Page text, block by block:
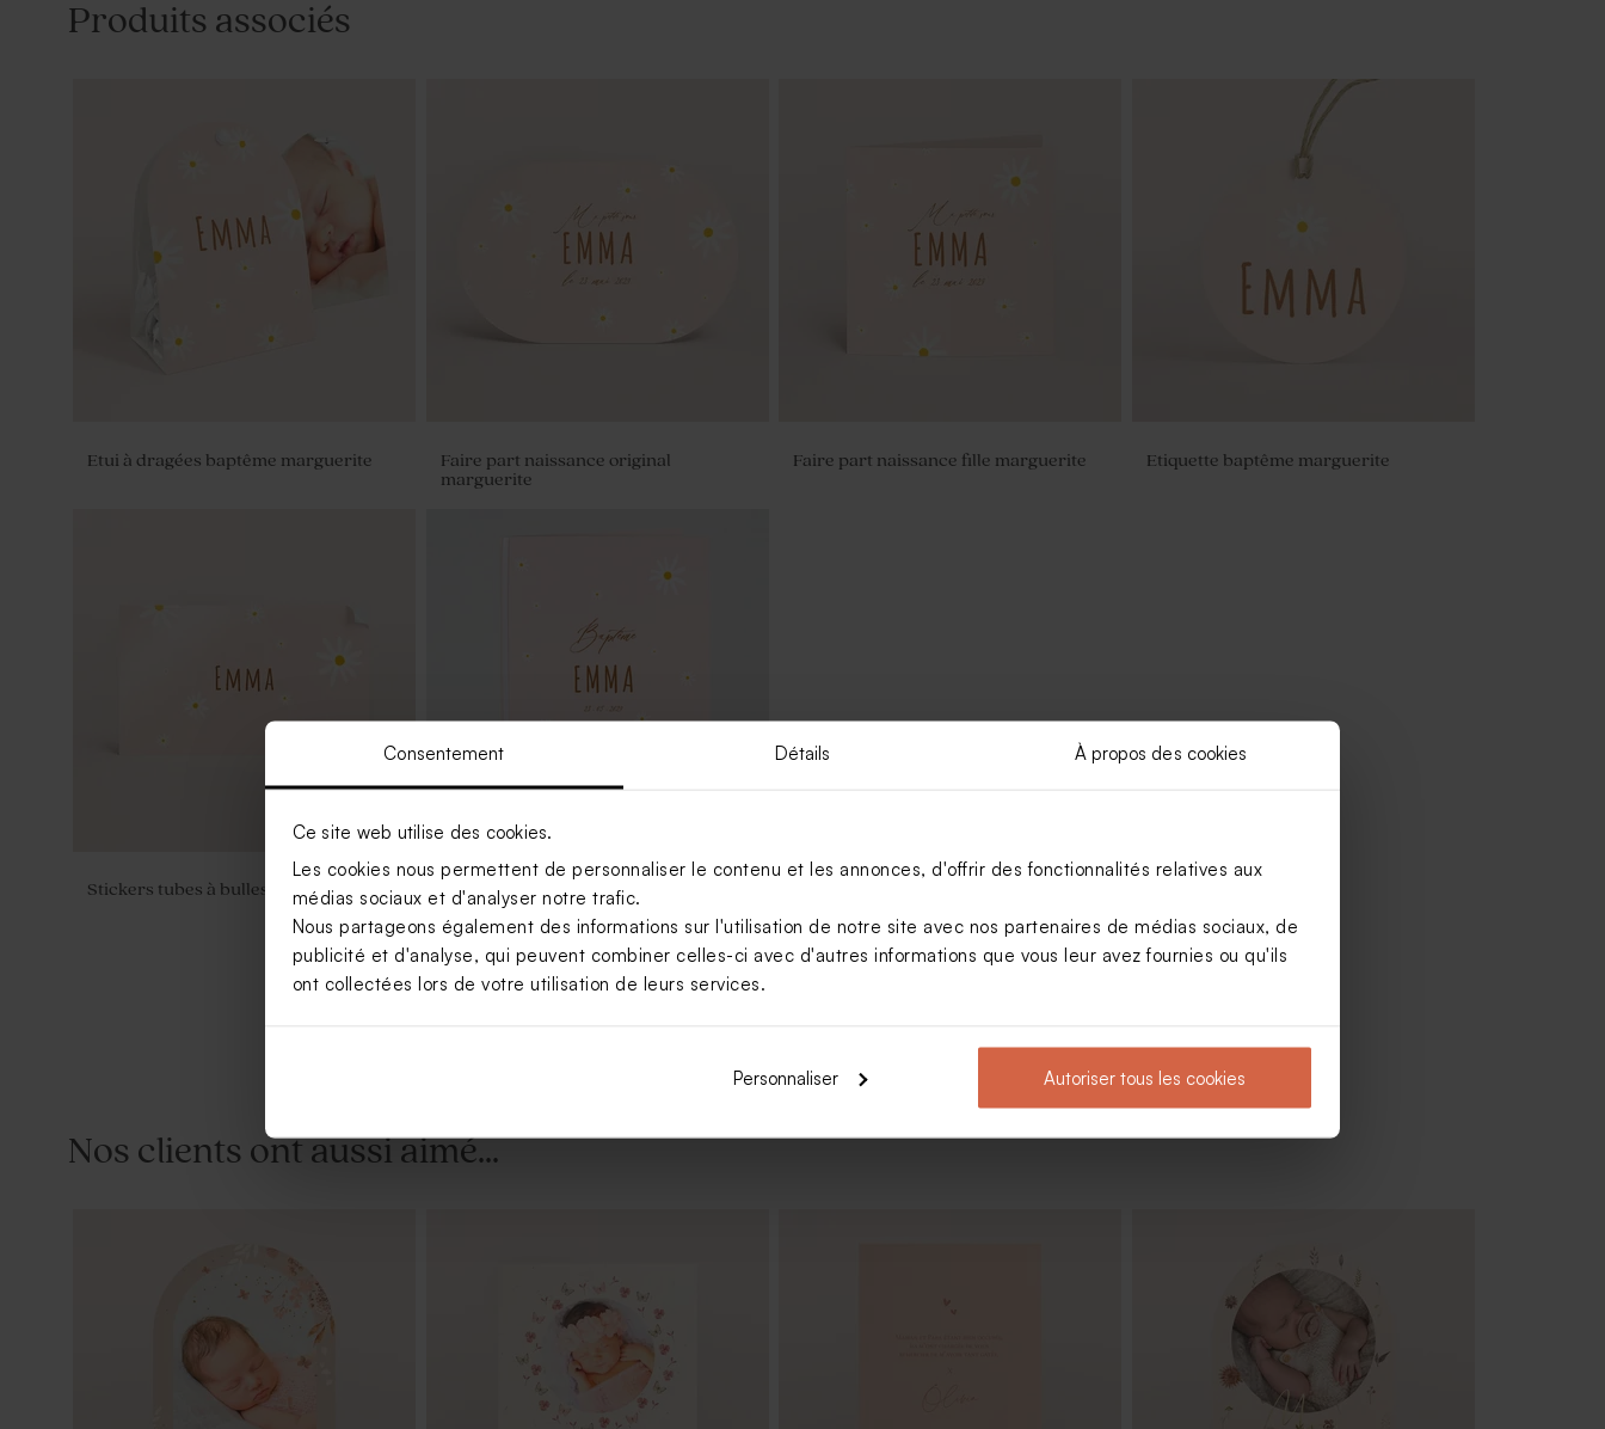
Consentement Détails À propos des cookies
Ce site web utilise des cookies.
Les cookies nous permettent de personnaliser le contenu et les annonces, d'offrir des fonctionnalités relatives aux
médias sociaux et d'analyser notre trafic.
Nous partageons également des informations sur l'utilisation de notre site avec nos partenaires de médias sociaux, de
publicité et d'analyse, qui peuvent combiner celles-ci avec d'autres informations que vous leur avez fournies ou qu'ils
ont collectées lors de votre utilisation de leurs services.
Personnaliser Autoriser tous les cookies
Produits associés
Etui à dragées baptême marguerite
Faire part naissance original
marguerite
Faire part naissance fille marguerite Etiquette baptême marguerite
Stickers tubes à bulles marguerite Livret de messe baptême marguerite
Savon baptême rose - Parfum Hibiscus Dragées baptême nude 1 kg (± 240 ex) Tube à bulles baptême rose
Limited
Nos clients ont aussi aimé...